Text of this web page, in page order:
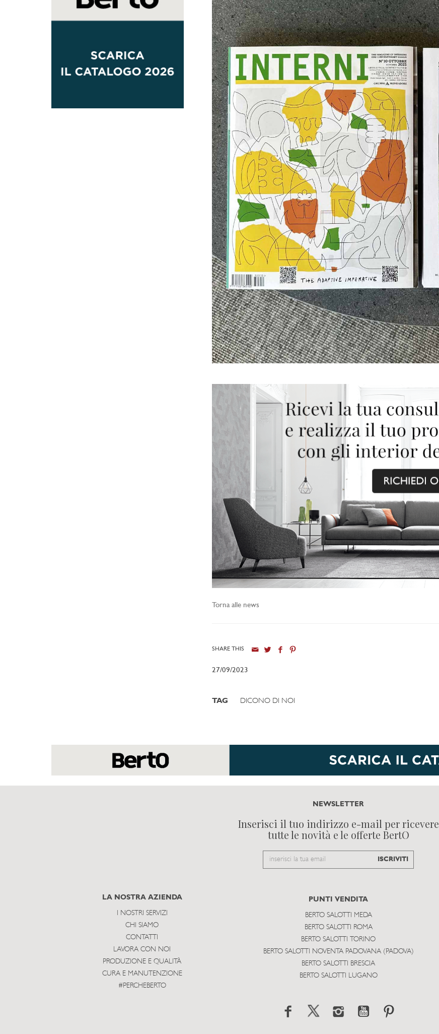
Torna alle news
SHARE THIS
27/09/2023
TAG DICONO DI NOI
NEWSLETTER
Inserisci il tuo indirizzo e-mail per ricevere
tutte le novità e le offerte BertO
Email
ISCRIVITI
LA NOSTRA AZIENDA
I NOSTRI SERVIZI
CHI SIAMO
CONTATTI
LAVORA CON NOI
PRODUZIONE E QUALITÀ
CURA E MANUTENZIONE
#PERCHEBERTO
PUNTI VENDITA
BERTO SALOTTI MEDA
BERTO SALOTTI ROMA
BERTO SALOTTI TORINO
BERTO SALOTTI NOVENTA PADOVANA (PADOVA)
BERTO SALOTTI BRESCIA
BERTO SALOTTI LUGANO